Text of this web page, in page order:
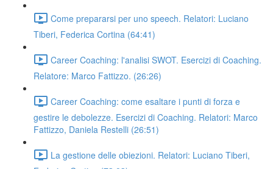
Come prepararsi per uno speech. Relatori: Luciano
Tiberi, Federica Cortina (64:41)
Career Coaching: l'analisi SWOT. Esercizi di Coaching.
Relatore: Marco Fattizzo. (26:26)
Career Coaching: come esaltare i punti di forza e
gestire le debolezze. Esercizi di Coaching. Relatori: Marco
Fattizzo, Daniela Restelli (26:51)
La gestione delle obiezioni. Relatori: Luciano Tiberi,